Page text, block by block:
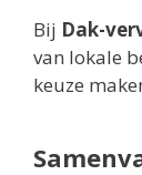
Bij Dak-
van lokale
keuze